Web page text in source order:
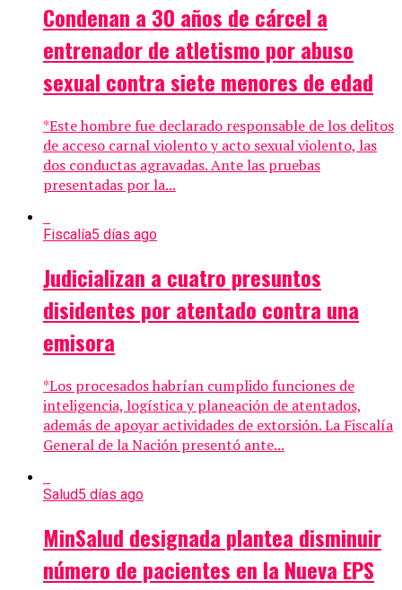
Condenan a 30 años de cárcel a
entrenador de atletismo por abuso
sexual contra siete menores de edad
*Este hombre fue declarado responsable de los delitos
de acceso carnal violento y acto sexual violento, las
dos conductas agravadas. Ante las pruebas
presentadas por la...
Fiscalía5 días ago
Judicializan a cuatro presuntos
disidentes por atentado contra una
emisora
*Los procesados habrían cumplido funciones de
inteligencia, logística y planeación de atentados,
además de apoyar actividades de extorsión. La Fiscalía
General de la Nación presentó ante...
Salud5 días ago
MinSalud designada plantea disminuir
número de pacientes en la Nueva EPS